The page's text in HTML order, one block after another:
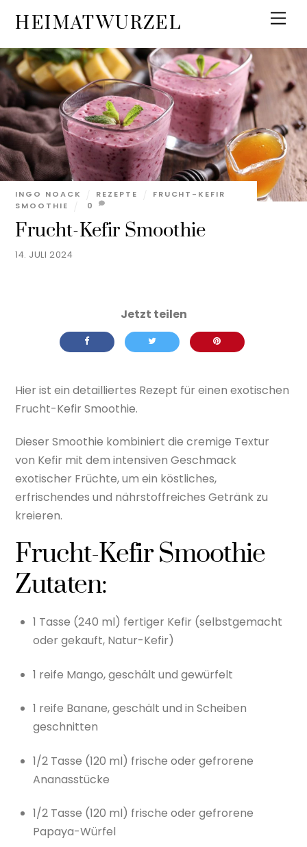
content
HEIMATWURZEL
14. JULI 2024
Frucht-Kefir Smoothie
INGO NOACK REZEPTE
FRUCHT-KEFIR
SMOOTHIE
0
Hier ist ein detailliertes Rezept für einen exotischen
Frucht-Kefir Smoothie.
Dieser Smoothie kombiniert die cremige Textur
von Kefir mit dem intensiven Geschmack
exotischer Früchte, um ein köstliches,
erfrischendes und nährstoffreiches Getränk zu
kreieren.
Frucht-Kefir Smoothie
Zutaten:
1 Tasse (240 ml) fertiger Kefir (selbstgemacht
oder gekauft, Natur-Kefir)
1 reife Mango, geschält und gewürfelt
1 reife Banane, geschält und in Scheiben
geschnitten
1/2 Tasse (120 ml) frische oder gefrorene
Ananasstücke
1/2 Tasse (120 ml) frische oder gefrorene
Papaya-Würfel